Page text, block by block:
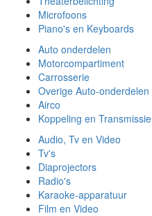
Microfoons
Piano's en Keyboards
Auto onderdelen
Motorcompartiment
Carrosserie
Overige Auto-onderdelen
Airco
Koppeling en Transmissie
Audio, Tv en Video
Tv's
Diaprojectors
Radio's
Karaoke-apparatuur
Film en Video